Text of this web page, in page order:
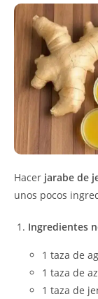
Hacer jarabe de
unos pocos
Ingredientes
1 taza de
1 taza de
1 taza de